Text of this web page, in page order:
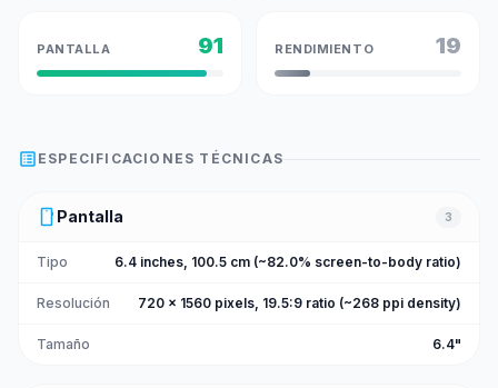
PANTALLA 91 RENDIMIENTO 19
list_alt ESPECIFICACIONES TÉCNICAS
smartphone Pantalla 3
Tipo 6.4 inches, 100.5 cm (~82.0% screen-to-body ratio)
Resolución 720 x 1560 pixels, 19.5:9 ratio (~268 ppi density)
Tamaño 6.4"